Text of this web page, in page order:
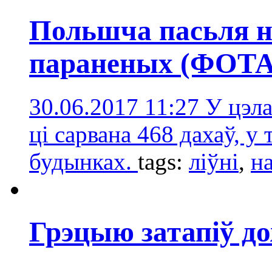
Польшча пасьля
параненых
30.06.2017 11:27 У
ці сарвана 468 дахаў,
будынках. tags: ліўні,
Грэцыю затапіў